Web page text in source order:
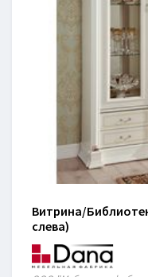
Витрина/
слева)